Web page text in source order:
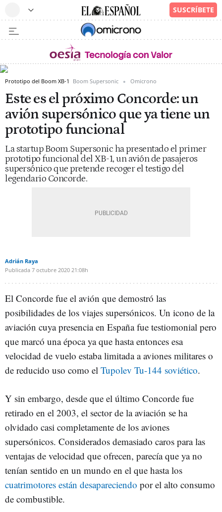
Prototipo del Boom XB-1 Boom Supersonic Omicrono
Este es el próximo Concorde: un
avión supersónico que ya tiene un
prototipo funcional
La startup Boom Supersonic ha presentado el primer
prototipo funcional del XB-1, un avión de pasajeros
supersónico que pretende recoger el testigo del
legendario Concorde.
Adrián Raya
Publicada 7 octubre 2020 21:08h
El Concorde fue el avión que demostró las
posibilidades de los viajes supersónicos. Un icono de la
aviación cuya presencia en España fue testiomonial pero
que marcó una época ya que hasta entonces esa
velocidad de vuelo estaba limitada a aviones militares o
de reducido uso como el Tupolev Tu-144 soviético.
Y sin embargo, desde que el último Concorde fue
retirado en el 2003, el sector de la aviación se ha
olvidado casi completamente de los aviones
supersónicos. Considerados demasiado caros para las
ventajas de velocidad que ofrecen, parecía que ya no
tenían sentido en un mundo en el que hasta los
cuatrimotores están desapareciendo por el alto consumo
de combustible.